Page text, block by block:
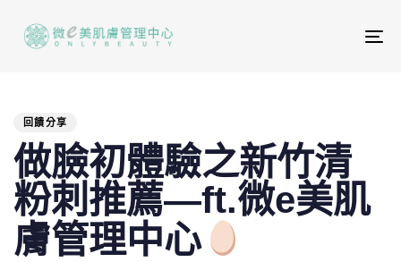
回饋分享
做臉初體驗之新竹清
粉刺推薦—ft.微e美肌
膚管理中心